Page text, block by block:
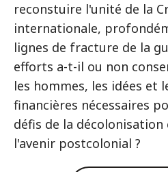
reconstuire l'unité de la
internationale,
lignes de fracture de la
efforts a-t-il ou non
les hommes, les idées et
financières nécessaires
défis de la
l'avenir postcolonial ?